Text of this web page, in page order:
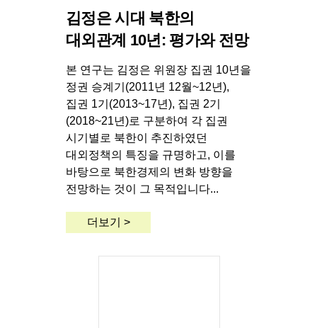
김정은 시대 북한의
대외관계 10년: 평가와 전망
본 연구는 김정은 위원장 집권 10년을
정권 승계기(2011년 12월~12년),
집권 1기(2013~17년), 집권 2기
(2018~21년)로 구분하여 각 집권
시기별로 북한이 추진하였던
대외정책의 특징을 규명하고, 이를
바탕으로 북한경제의 변화 방향을
전망하는 것이 그 목적입니다...
더보기 >